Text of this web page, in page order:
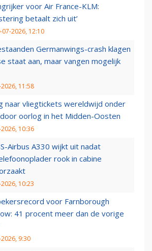
voor Air France-KLM:
betaalt zich uit’
07-2026, 12:10
Germanwings-crash klagen
staat aan, maar vangen mogelijk
11:58
naar vliegtickets wereldwijd onder
oorlog in het Midden-Oosten
10:36
Airbus A330 wijkt uit nadat
rook in cabine
10:23
voor Farnborough
41 procent meer dan de vorige
9:30